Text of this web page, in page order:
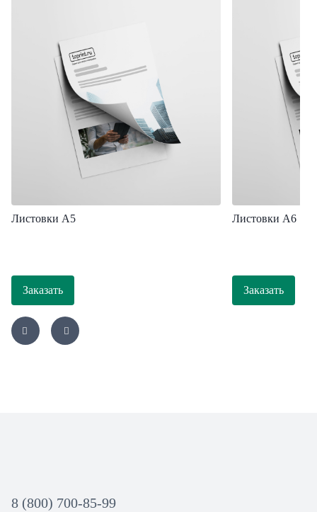
Листовки А5
Заказать
Листовки А6
Заказать
8 (800) 700-85-99